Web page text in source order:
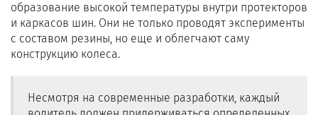
образование высокой температуры внутри протекторов
и каркасов шин. Они не только проводят эксперименты
с составом резины, но еще и облегчают саму
конструкцию колеса.
Несмотря на современные разработки, каждый